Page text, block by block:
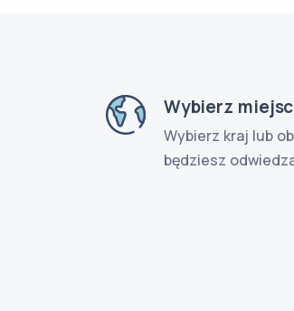
Wybierz
Wybierz kraj lub
będziesz